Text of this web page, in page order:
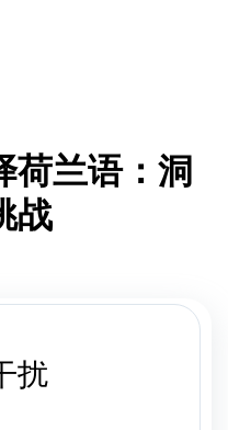
荷兰语：洞
战
扰